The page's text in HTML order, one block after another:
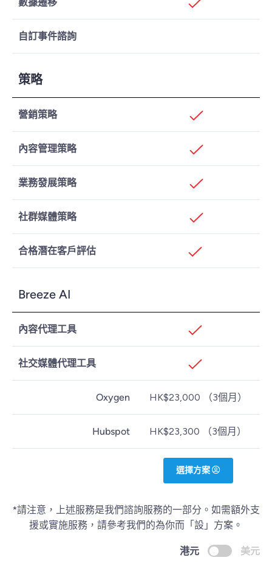
自訂事件諮詢
策略
營銷策略
內容管理策略
業務發展策略
社群媒體策略
合格潛在客戶評估
Breeze AI
內容代理工具
社交媒體代理工具
Oxygen HK$23,000 （3個月）
Hubspot HK$23,300 （3個月）
選擇方案
*請注意，上述服務是我們諮詢服務的一部分。如需額外支
援或實施服務，請參考我們的為你而「設」方案。
港元 美元